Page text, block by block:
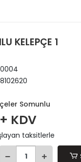
KELEPÇE 1
Somunlu
KDV
taksitlerle